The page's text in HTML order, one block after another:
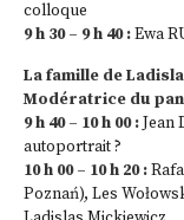
colloque
9 h 30 – 9 h 40 :Ewa
La famille de
Modératrice du
9 h 40 – 10 h 00 :Jean
autoportrait ?
10 h 00 – 10 h 20 :
Poznań), Les